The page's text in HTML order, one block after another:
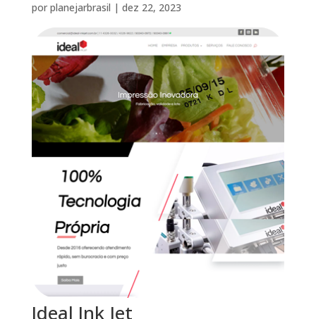
por planejarbrasil | dez 22, 2023
Ideal Ink Jet